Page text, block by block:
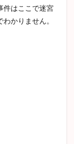
件はここで迷宮
かりません。